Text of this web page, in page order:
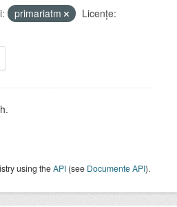
primariatm
Licenţe:
using theAPI (see Documente API).